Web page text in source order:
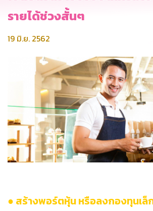
รายได้ช่วงสั้นๆ
19 มิ.ย. 2562
● สร้างพอร์ตหุ้น หรือลงกองทุนเ